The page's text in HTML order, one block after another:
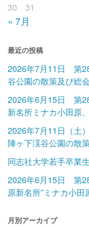
30
31
« 7月
最近の投稿
2026年7月11日 第
谷公園の散策及び総
2026年6月15日 第
新名所ミナカ小田原
2026年7月11日（土
陣ヶ下渓谷公園の散
同志社大学若手卒業
2026年6月15日 第
原新名所”ミナカ小田
月別アーカイブ